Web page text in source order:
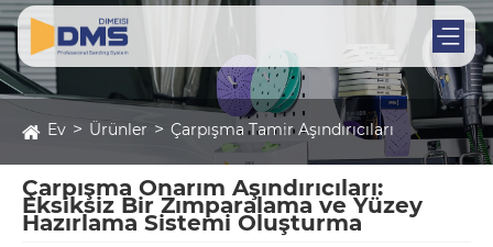
Ev Ürünler Çarpışma Tamir Aşındırıcıları
Çarpışma Onarım Aşındırıcıları:
Eksiksiz Bir Zımparalama ve Yüzey
Hazırlama Sistemi Oluşturma